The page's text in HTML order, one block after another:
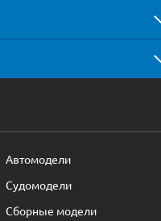
Автомодели
Судомодели
Сборные модели